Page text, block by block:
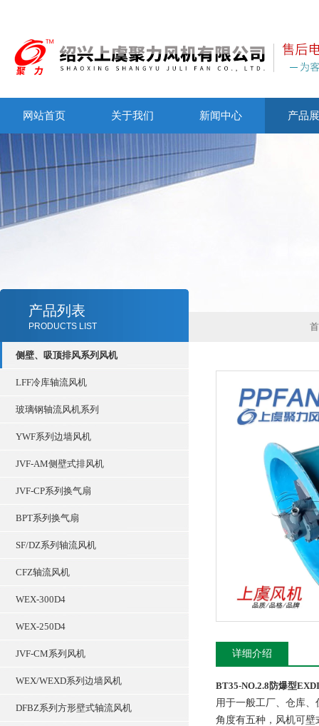
网站首页 关于我们 新闻中心 产品
产品列表
PRODUCTS LIST
侧壁、吸顶排风系列风机
LFF冷库轴流风机
玻璃钢轴流风机系列
YWF系列边墙风机
JVF-AM侧壁式排风机
JVF-CP系列换气扇
BPT系列换气扇
SF/DZ系列轴流风机
CFZ轴流风机
WEX-300D4
WEX-250D4
JVF-CM系列风机
WEX/WEXD系列边墙风机
DFBZ系列方形壁式轴流风机
详细介绍
BT35-NO.2.8防爆型
用于一般工厂、仓库
角度有五种，风机可